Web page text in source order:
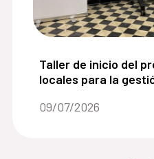
mayores del convento
Taller de inicio del
Taller de inicio del
locales para la
conservación de La
Fecha de la noticia::
09/07/2026